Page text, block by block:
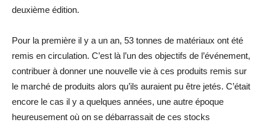
deuxième édition.
Pour la première il y a un an, 53 tonnes de matériaux ont été
remis en circulation. C’est là l’un des objectifs de l’événement,
contribuer à donner une nouvelle vie à ces produits remis sur
le marché de produits alors qu’ils auraient pu être jetés. C’était
encore le cas il y a quelques années, une autre époque
heureusement où on se débarrassait de ces stocks